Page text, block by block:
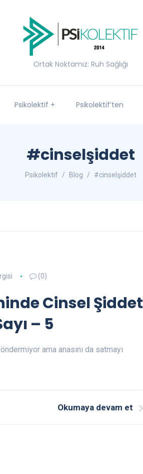
Ortak Noktamız: Ruh Sağlığı
Psikolektif + Psikolektif’ten
#cinselşiddet
Psikolektif Blog #cinselşiddet
(0)
Cinsel Şiddet
– 5
ama anasını da satmayı
Okumaya devam et